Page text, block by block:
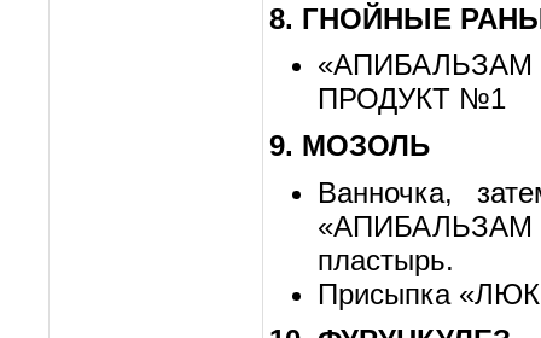
8. ГНОЙНЫЕ
ПРОДУКТ №1
9. МОЗОЛЬ
Ванночка,
пластырь.
Присыпка